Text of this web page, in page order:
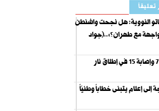
تعليقاً
النووية: هل نجحت واشنطن
مع طهران؟»..(جواد
الشرطة التايلاندية: مقتل 7 وإصابة 15 في إطلاق نار
إعلام يتبنى خطاباً وطنيّاً